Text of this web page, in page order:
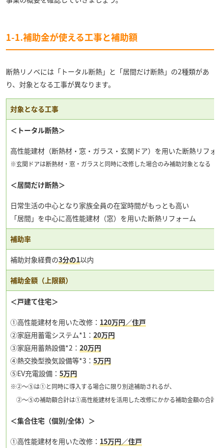
1-1.補助金が使える工事と補助額
断熱リノベには「トータル断熱」と「居間だけ断熱」の2種類があ
り、対象となる工事が異なります。
対象となる工事
＜トータル断熱＞
高性能建材（断熱材・窓・ガラス・玄関ドア）を用いた断熱リフォ
※玄関ドアは断熱材・窓・ガラスと同時に改修した場合のみ補助対象となる
＜居間だけ断熱＞
日常生活の中心となり家族全員の在室時間がもっとも高い
「居間」を中心に高性能建材（窓）を用いた断熱リフォーム
補助率
補助対象経費の3分の1以内
補助金額（上限額）
＜戸建て住宅＞
①高性能建材を用いた改修： 120万円／住戸
②家庭用蓄電システム*1： 20万円
③家庭用蓄熱設備*2： 20万円
④熱交換型換気設備等*3： 5万円
⑤EV充電設備： 5万円
※②〜⑤は①と同時に導入する場合に限り別途補助されるが、
②〜⑤の補助額合計は①高性能建材を活用した改修にかかる補助金額の合計
＜集合住宅（個別/全体）＞
①高性能建材を用いた改修： 15万円／住戸